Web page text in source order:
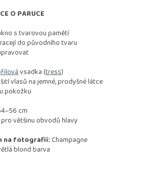
O PARUCE
s tvarovou pamětí
do původního tvaru
vsadka (tress)
vlasů na jemné, prodyšné látce
pokožku
cm
většinu obvodů hlavy
na fotografii: Champagne
blond barva